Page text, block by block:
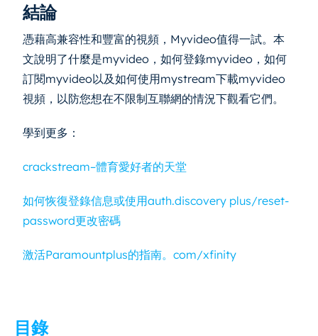
結論
憑藉高兼容性和豐富的視頻，Myvideo值得一試。本
文說明了什麼是myvideo，如何登錄myvideo，如何
訂閱myvideo以及如何使用mystream下載myvideo
視頻，以防您想在不限制互聯網的情況下觀看它們。
學到更多：
crackstream–體育愛好者的天堂
如何恢復登錄信息或使用auth.discovery plus/reset-
password更改密碼
激活Paramountplus的指南。com/xfinity
目錄